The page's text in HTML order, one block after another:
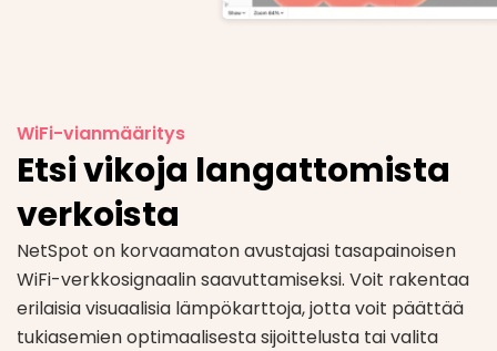
WiFi-vianmääritys
Etsi vikoja langattomista
verkoista
NetSpot on korvaamaton avustajasi tasapainoisen
WiFi-verkkosignaalin saavuttamiseksi. Voit rakentaa
erilaisia visuaalisia lämpökarttoja, jotta voit päättää
tukiasemien optimaalisesta sijoittelusta tai valita